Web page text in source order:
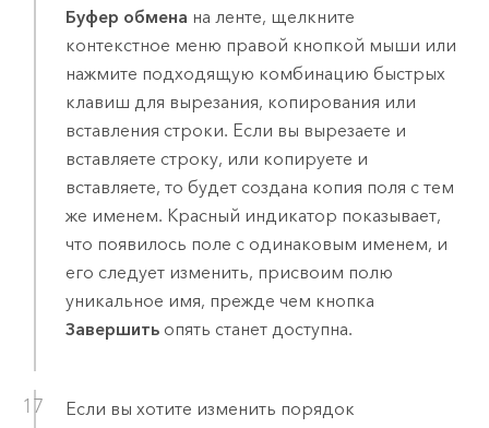
Буфер обмена на ленте, щелкните
контекстное меню правой кнопкой мыши или
нажмите подходящую комбинацию быстрых
клавиш для вырезания, копирования или
вставления строки. Если вы вырезаете и
вставляете строку, или копируете и
вставляете, то будет создана копия поля с тем
же именем. Красный индикатор показывает,
что появилось поле с одинаковым именем, и
его следует изменить, присвоим полю
уникальное имя, прежде чем кнопка
Завершитьопять станет доступна.
Если вы хотите изменить порядок